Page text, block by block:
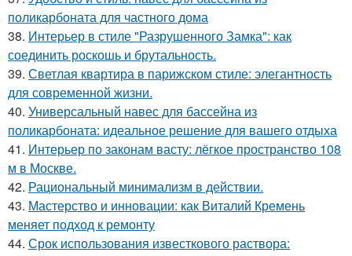
поликарбоната для частного дома
38. Интерьер в стиле "Разрушенного Замка": как
соединить роскошь и брутальность.
39. Светлая квартира в парижском стиле: элегантность
для современной жизни.
40. Универсальный навес для бассейна из
поликарбоната: идеальное решение для вашего отдыха
41. Интерьер по законам васту: лёгкое пространство 108
м в Москве.
42. Рациональный минимализм в действии.
43. Мастерство и инновации: как Виталий Кремень
меняет подход к ремонту
44. Срок использования известкового раствора: